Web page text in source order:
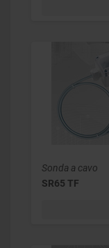
Sonda a cavo
SR65 TF